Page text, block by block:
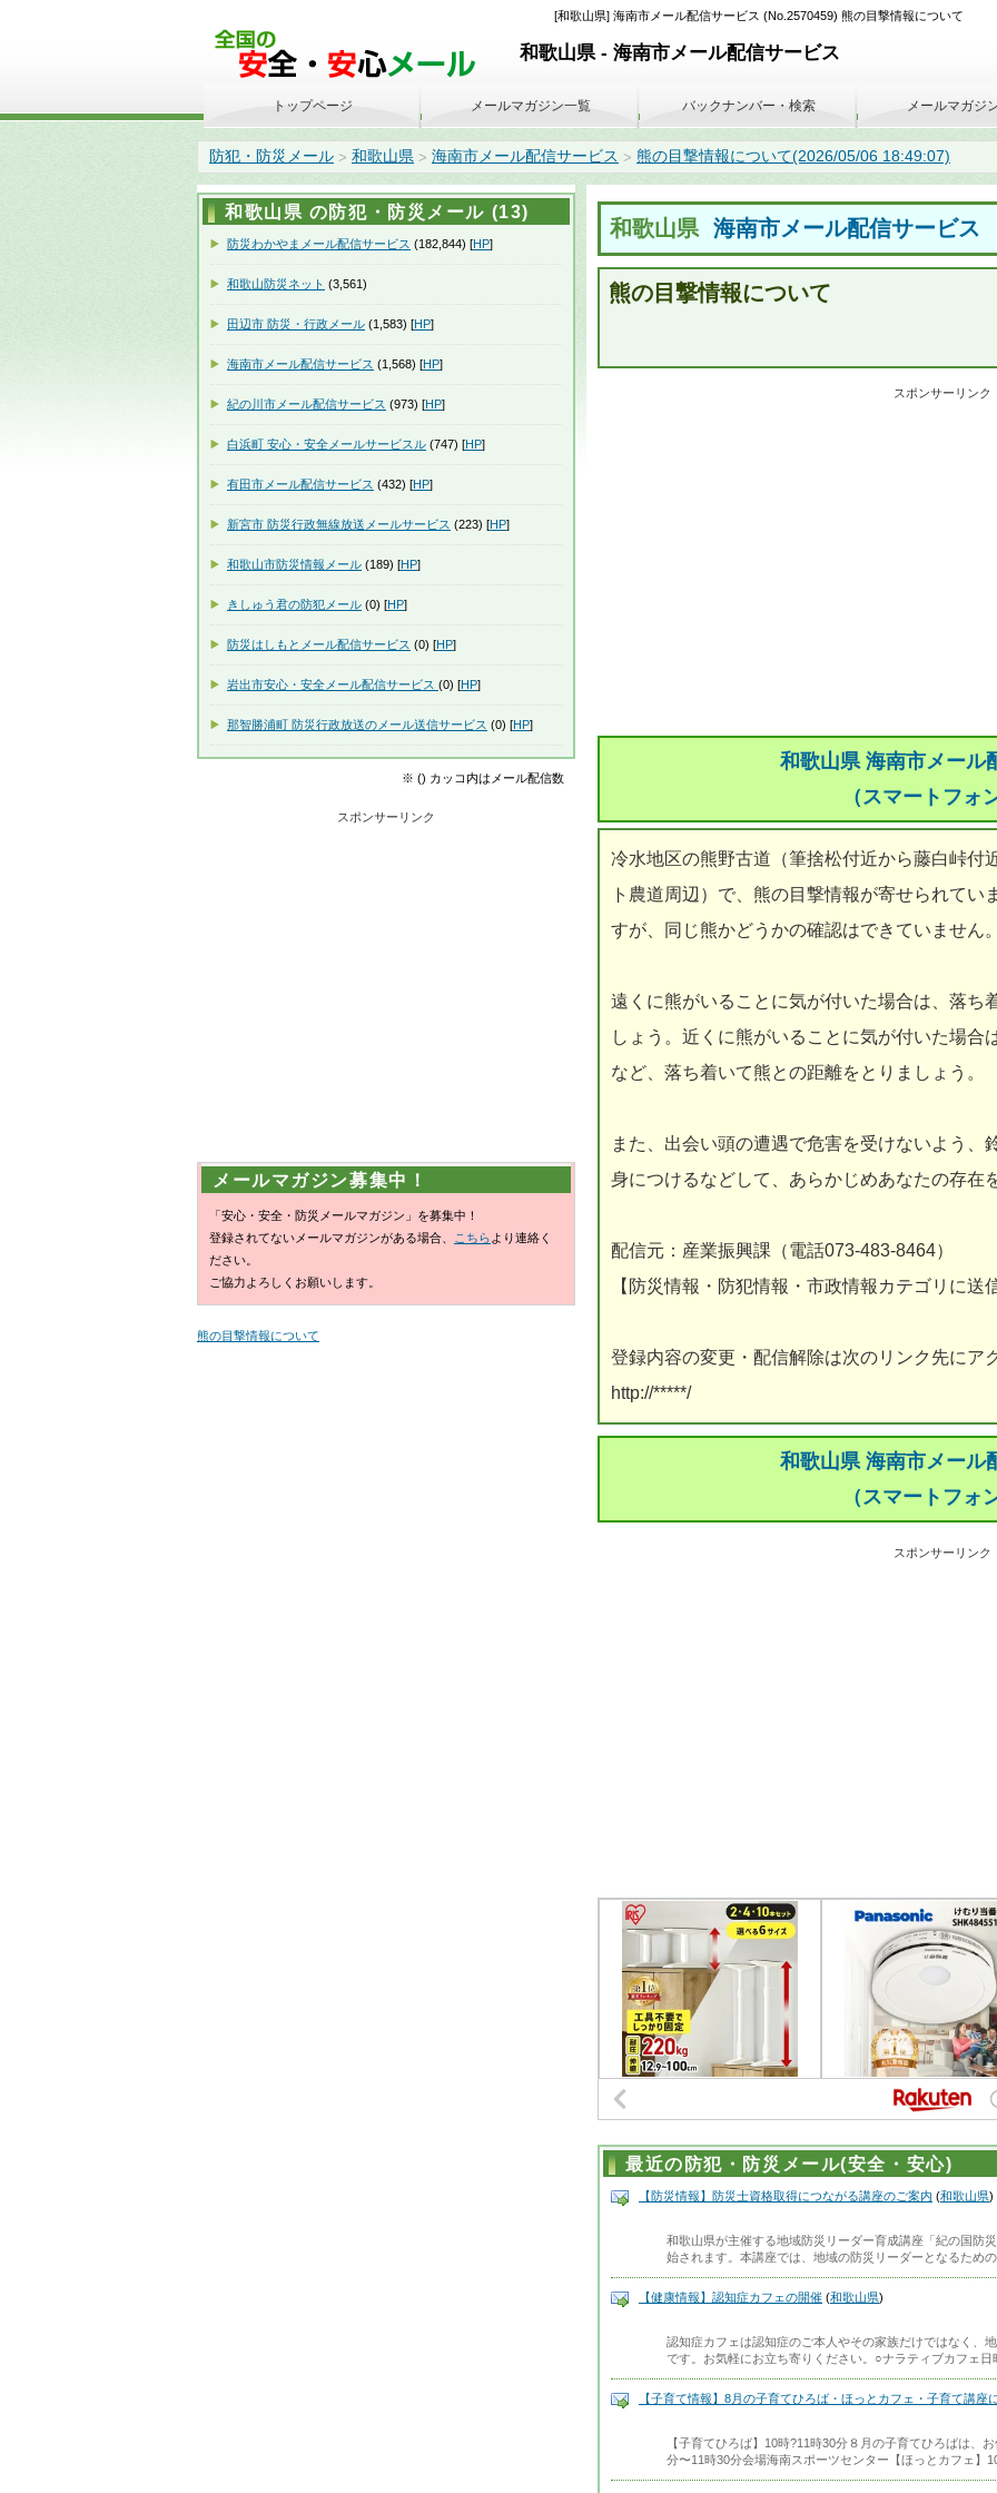
[和歌山県] 海南市メール配信サービス (No.2570459) 熊の目撃情報について
和歌山県 - 海南市メール配信サービス
防犯・防災メール > 和歌山県 > 海南市メール配信サービス > 熊の目撃情報について(2026/05/06 18:49:07)
和歌山県 海南市メール配信サービス
熊の目撃情報について
スポンサーリンク
和歌山県 海南市メール
（スマートフォ
冷水地区の熊野古道（筆捨松付近から藤白峠付
ト農道周辺）で、熊の目撃情報が寄せられて
すが、同じ熊かどうかの確認はできていません
遠くに熊がいることに気が付いた場合は、落ち
しょう。近くに熊がいることに気が付いた場合
など、落ち着いて熊との距離をとりましょう。
また、出会い頭の遭遇で危害を受けないよう、
身につけるなどして、あらかじめあなたの存在
配信元：産業振興課（電話073-483-8464）
【防災情報・防犯情報・市政情報カテゴリに送
登録内容の変更・配信解除は次のリンク先にア
http://*****/
和歌山県 海南市メール
（スマートフォ
スポンサーリンク
最近の防犯・防災メール(安全・安心)
【防災情報】防災士資格取得につながる講座のご案内 (和歌山県)
和歌山県が主催する地域防災リーダー育成講座「紀の国防
始されます。本講座では、地域の防災リーダーとなるため
【健康情報】認知症カフェの開催 (和歌山県)
認知症カフェは認知症のご本人やその家族だけではなく、
です。お気軽にお立ち寄りください。○ナラティブカフェ
【子育て情報】8月の子育てひろば・ほっとカフェ・子育て講座
【子育てひろば】10時?11時30分８月の子育てひろばは、
分〜11時30分会場海南スポーツセンター【ほっとカフェ】
トップページ メールマガジン一覧 バックナンバー・検索 メールマガジ
和歌山県 の防犯・防災メール (13)
防災わかやまメール配信サービス (182,844) [HP]
和歌山防災ネット (3,561)
田辺市 防災・行政メール (1,583) [HP]
海南市メール配信サービス (1,568) [HP]
紀の川市メール配信サービス (973) [HP]
白浜町 安心・安全メールサービスル (747) [HP]
有田市メール配信サービス (432) [HP]
新宮市 防災行政無線放送メールサービス (223) [HP]
和歌山市防災情報メール (189) [HP]
きしゅう君の防犯メール (0) [HP]
防災はしもとメール配信サービス (0) [HP]
岩出市安心・安全メール配信サービス (0) [HP]
那智勝浦町 防災行政放送のメール送信サービス (0) [HP]
※ () カッコ内はメール配信数
スポンサーリンク
メールマガジン募集中！
「安心・安全・防災メールマガジン」を募集中！
登録されてないメールマガジンがある場合、
こちら より連絡く
ださい。
ご協力よろしくお願いします。
熊の目撃情報について